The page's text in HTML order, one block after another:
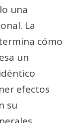
una
La
cómo
un
efectos
su